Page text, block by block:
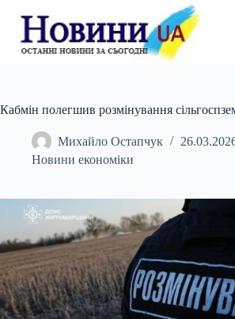
вмісту
Кабмін полегшив розмінування
Михайло Остапчук
Новини економіки